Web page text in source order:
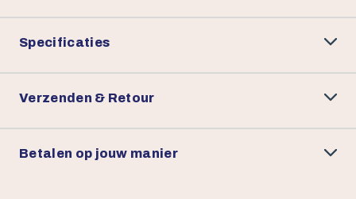
Specificaties
Verzenden & Retour
Betalen op jouw manier